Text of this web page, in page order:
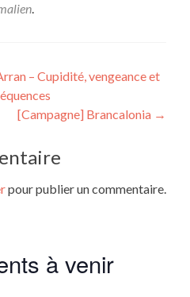
.
– Cupidité, vengeance et
[Campagne] Brancalonia →
pour publier un commentaire.
à venir